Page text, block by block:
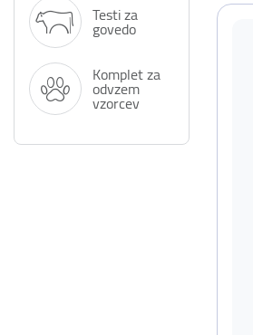
Testi za
govedo
Komplet za
odvzem
vzorcev